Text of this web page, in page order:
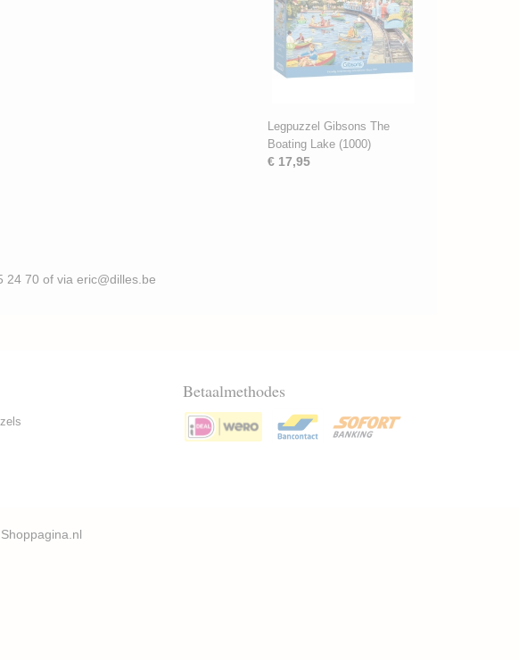
Legpuzzel Gibsons The
Boating Lake (1000)
€ 17,95
of via eric@dilles.be
Betaalmethodes